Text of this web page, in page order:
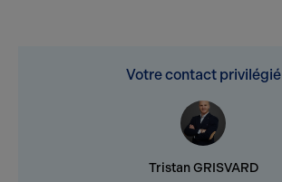
Votre contact privilégié
Tristan GRISVARD